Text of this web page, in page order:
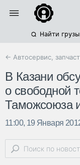
Найти грузы
← Автосервис,
В Казани
о свободной
Таможсоюза
11:00, 19 Января